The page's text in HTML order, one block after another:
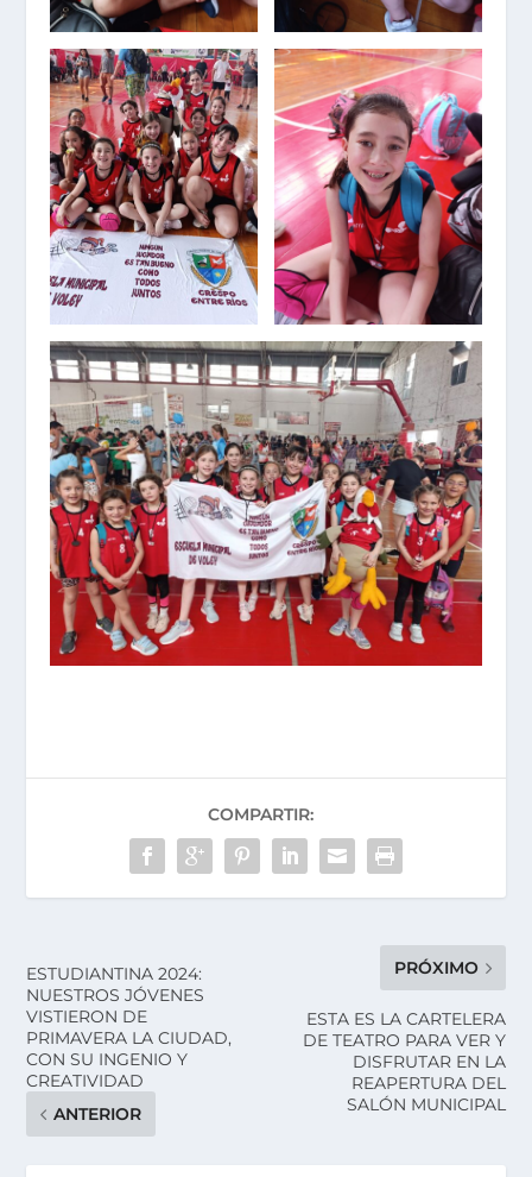
COMPARTIR:
ESTUDIANTINA 2024:
NUESTROS JÓVENES
VISTIERON DE
PRIMAVERA LA CIUDAD,
CON SU INGENIO Y
CREATIVIDAD
ANTERIOR
PRÓXIMO
ESTA ES LA CARTELERA
DE TEATRO PARA VER Y
DISFRUTAR EN LA
REAPERTURA DEL
SALÓN MUNICIPAL